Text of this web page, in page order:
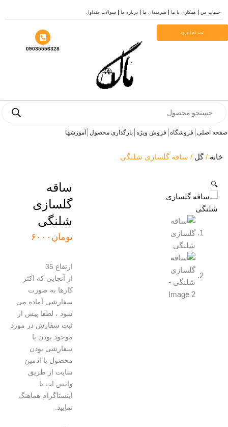
من همکاری با ما هنرمندان ما درباره ما سوالات متداول
ثبت نام | ورود
09035556328
اصلی فروشگاه فروش ویژه بارگذاری محصول آموزشها
/گل/ ساقه گلسازی شلنگی
ساقه
گلسازی
شلنگی
تومان۶۰۰۰
ارتفاع 35
از آنجایی که اکثر
کارها به صورت
سفارشی آماده می
شود ، لطفا پیش از
ثبت سفارش در مورد
موجود بودن یا
سفارشی بودن
محصول با ادمین
سایت از طریق
واتس اپ یا
اینستاگرام هماهنگ
نمایید.